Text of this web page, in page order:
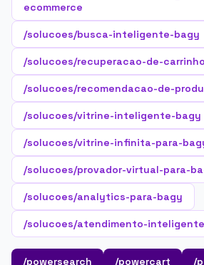
ecommerce
/solucoes/busca-inteligente-bagy
/solucoes/recuperacao-de-
/solucoes/recomendacao-de-
/solucoes/vitrine-inteligente-bagy
/solucoes/vitrine-infinita-para-
/solucoes/provador-virtual-para-
/solucoes/analytics-para-bagy
/solucoes/atendimento-
/powersearch /powercart /